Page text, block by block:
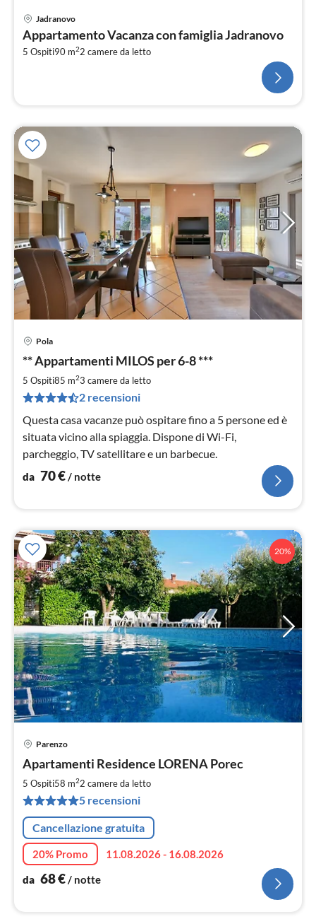
Jadranovo
Appartamento Vacanza con famiglia Jadranovo
5 Ospiti90 m22 camere da letto
Pola
** Appartamenti MILOS per 6-8 ***
5 Ospiti85 m23 camere da letto
2 recensioni
Questa casa vacanze può ospitare fino a 5 persone ed è
situata vicino alla spiaggia. Dispone di Wi-Fi,
parcheggio, TV satellitare e un barbecue.
da 70€ / notte
20%
Parenzo
Apartamenti Residence LORENA Porec
5 Ospiti58 m22 camere da letto
5 recensioni
Cancellazione gratuita
20% Promo
11.08.2026 - 16.08.2026
da 68€/ notte